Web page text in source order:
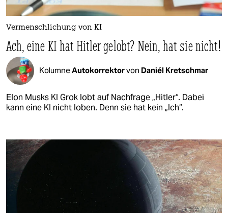
Vermenschlichung von KI
Ach, eine KI hat Hitler gelobt? Nein, hat sie nicht!
KolumneAutokorrektorvon Daniél Kretschmar
Elon Musks KI Grok lobt auf Nachfrage „Hitler“. Dabei
kann eine KI nicht loben. Denn sie hat kein „Ich“.